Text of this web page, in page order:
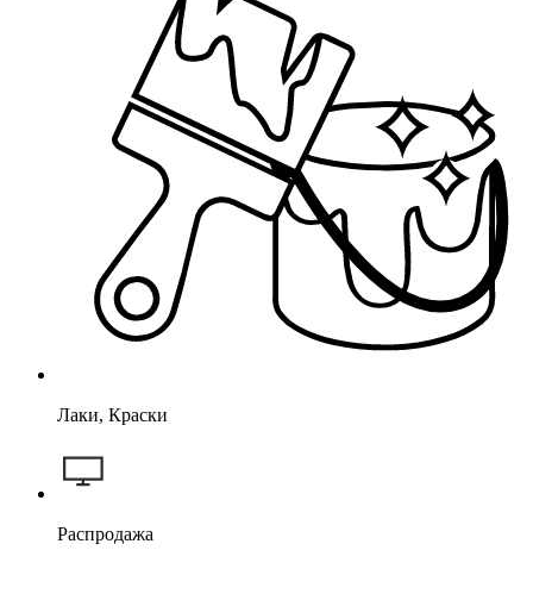
Лаки, Краски
Распродажа